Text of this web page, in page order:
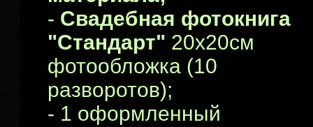
- Свадебная фотокнига
"Стандарт" 20х20см
фотообложка (10
разворотов);
- 1 оформленный